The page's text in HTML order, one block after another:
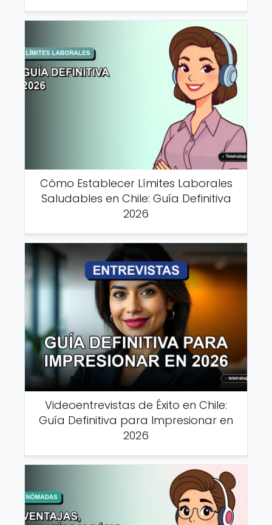
Cómo Establecer Límites Laborales
Saludables en Chile: Guía Definitiva
2026
Videoentrevistas de Éxito en Chile:
Guía Definitiva para Impresionar en
2026